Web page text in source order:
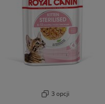
3 opcji